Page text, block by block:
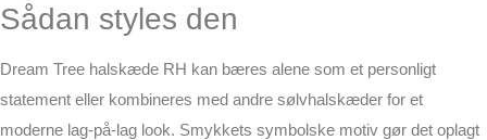
Sådan styles den
Dream Tree halskæde RH kan bæres alene som et personligt
statement eller kombineres med andre sølvhalskæder for et
moderne lag-på-lag look. Smykkets symbolske motiv gør det oplagt